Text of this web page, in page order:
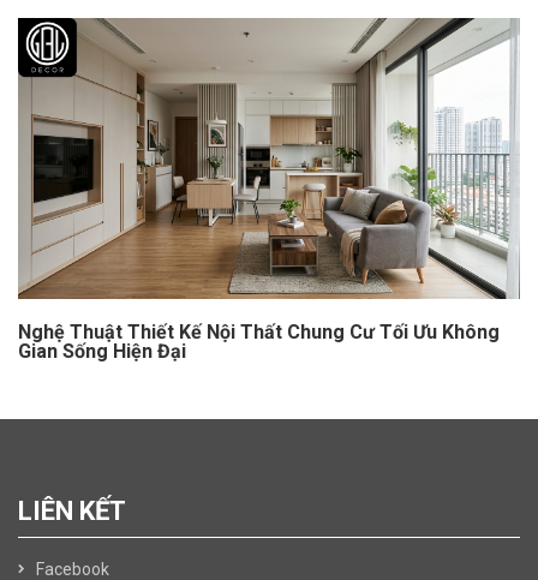
Nghệ Thuật Thiết Kế Nội Thất Chung Cư Tối Ưu Không
Gian Sống Hiện Đại
LIÊN KẾT
Facebook